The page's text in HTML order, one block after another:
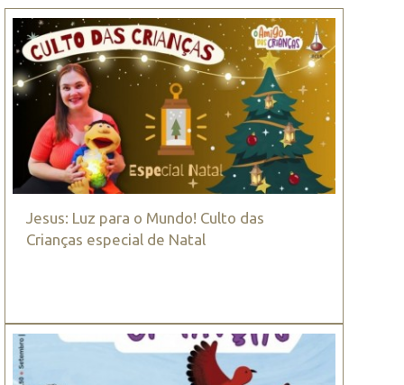
Jesus: Luz para o Mundo! Culto das
Crianças especial de Natal